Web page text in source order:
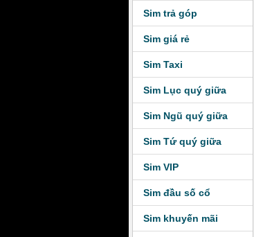
Sim trả góp
Sim giá rẻ
Sim Taxi
Sim Lục quý giữa
Sim Ngũ quý giữa
Sim Tứ quý giữa
Sim VIP
Sim đầu số cổ
Sim khuyến mãi